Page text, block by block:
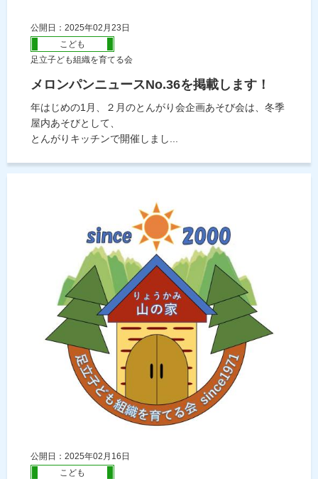
公開日：2025年02月23日
こども
足立子ども組織を育てる会
メロンパンニュースNo.36を掲載します！
年はじめの1月、２月のとんがり会企画あそび会は、冬季
屋内あそびとして、
とんがりキッチンで開催しまし...
公開日：2025年02月16日
こども